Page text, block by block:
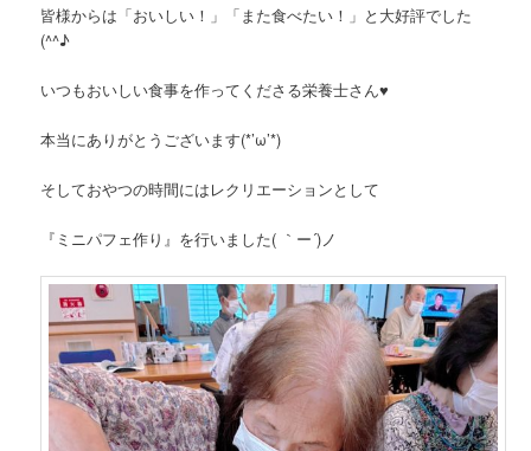
皆様からは「おいしい！」「また食べたい！」と大好評でした
(^^♪
いつもおいしい食事を作ってくださる栄養士さん♥
本当にありがとうございます(*’ω’*)
そしておやつの時間にはレクリエーションとして
『ミニパフェ作り』を行いました( ｀ー´)ノ